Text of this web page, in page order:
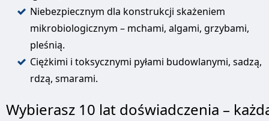
Niebezpiecznym dla konstrukcji skażeniem
mikrobiologicznym – mchami, algami, grzybami,
pleśnią.
Ciężkimi i toksycznymi pyłami budowlanymi, sadzą,
rdzą, smarami.
Wybierasz 10 lat doświadczenia –